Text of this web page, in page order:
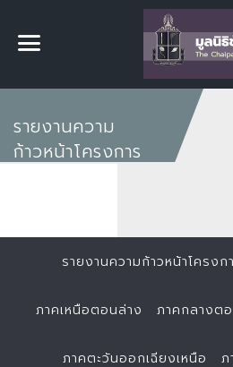
รายงานความ
ก้าวหน้าโครงการ
รายงานความก้าวหน้าโครงก
ภาคเหนือตอนล่าง ภาคกลางต
ภาคตะวันออกเฉียงเหนือ ภ